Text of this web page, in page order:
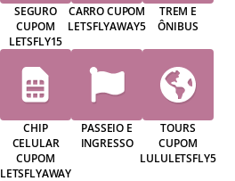
SEGURO
CUPOM
LETSFLY15
CARRO CUPOM
LETSFLYAWAY5
TREM E
ÔNIBUS
CHIP
CELULAR
CUPOM
LETSFLYAWAY
PASSEIO E
INGRESSO
TOURS
CUPOM
LULULETSFLY5